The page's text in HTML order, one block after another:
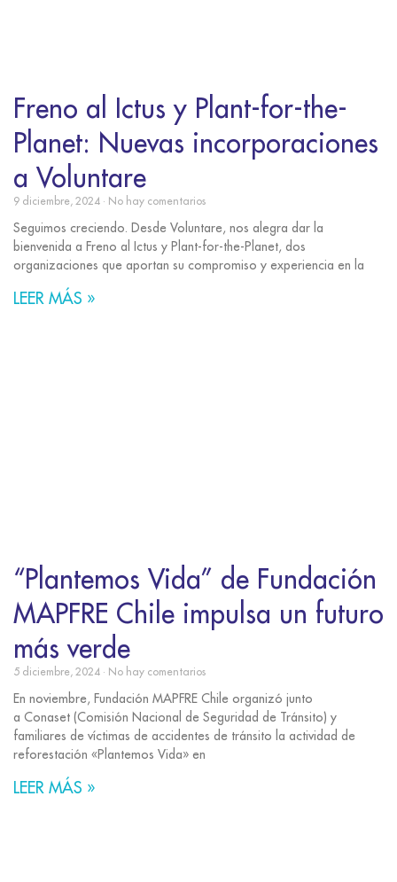
Freno al Ictus y Plant-for-the-
Planet: Nuevas incorporaciones
a Voluntare
9 diciembre, 2024 No hay comentarios
Seguimos creciendo. Desde Voluntare, nos alegra dar la
bienvenida a Freno al Ictus y Plant-for-the-Planet, dos
organizaciones que aportan su compromiso y experiencia en la
LEER MÁS »
“Plantemos Vida” de Fundación
MAPFRE Chile impulsa un futuro
más verde
5 diciembre, 2024 No hay comentarios
En noviembre, Fundación MAPFRE Chile organizó junto
a Conaset (Comisión Nacional de Seguridad de Tránsito) y
familiares de víctimas de accidentes de tránsito la actividad de
reforestación «Plantemos Vida» en
LEER MÁS »